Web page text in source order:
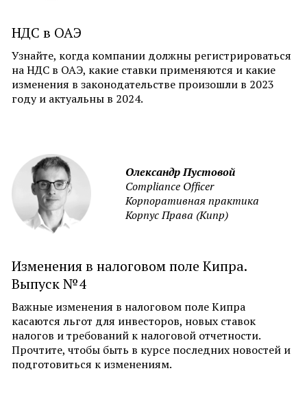
НДС в ОАЭ
Узнайте, когда компании должны регистрироваться
на НДС в ОАЭ, какие ставки применяются и какие
изменения в законодательстве произошли в 2023
году и актуальны в 2024.
Олександр Пустовой
Compliance Officer
Корпоративная практика
Корпус Права (Кипр)
Изменения в налоговом поле Кипра.
Выпуск №4
Важные изменения в налоговом поле Кипра
касаются льгот для инвесторов, новых ставок
налогов и требований к налоговой отчетности.
Прочтите, чтобы быть в курсе последних новостей и
подготовиться к изменениям.